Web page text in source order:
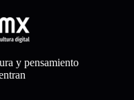
y pensamiento